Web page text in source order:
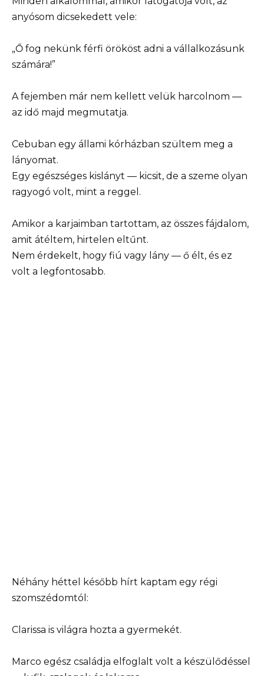
anyósom dicsekedett vele:
„Ő fog nekünk férfi örököst adni a vállalkozásunk
számára!”
A fejemben már nem kellett velük harcolnom —
az idő majd megmutatja.
Cebuban egy állami kórházban szültem meg a
lányomat.
Egy egészséges kislányt — kicsit, de a szeme olyan
ragyogó volt, mint a reggel.
Amikor a karjaimban tartottam, az összes fájdalom,
amit átéltem, hirtelen eltűnt.
Nem érdekelt, hogy fiú vagy lány — ő élt, és ez
volt a legfontosabb.
Néhány héttel később hírt kaptam egy régi
szomszédomtól:
Clarissa is világra hozta a gyermekét.
Marco egész családja elfoglalt volt a készülődéssel